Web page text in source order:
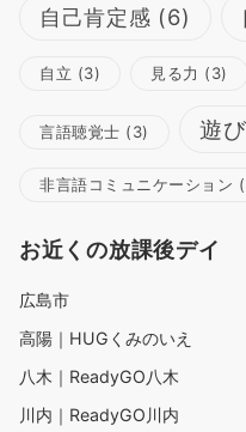
自己肯定感 (6)
自立 (3) 見る力 (3)
言語聴覚士 (3) 遊び
非言語コミュニケーション
お近くの放課後デイ
広島市
高陽｜HUGくみのいえ
八木｜ReadyGO八木
川内｜ReadyGO川内